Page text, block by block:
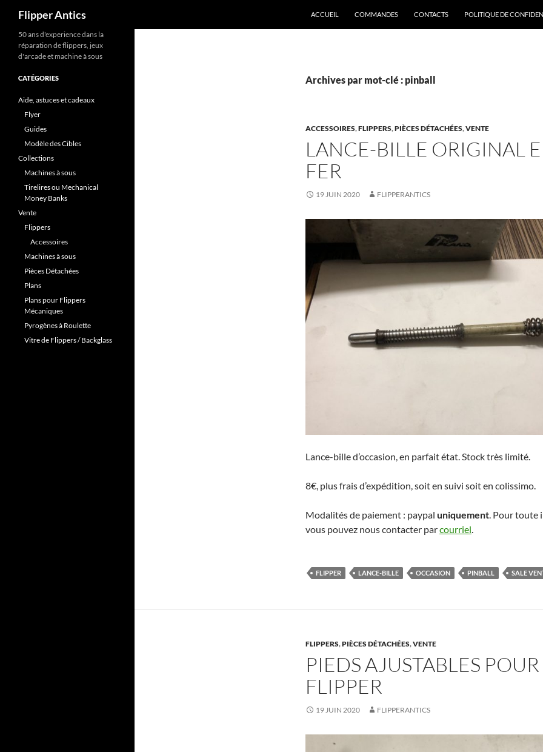
Aller
Flipper Antics ACCUEIL COMMANDES CONTACTS POLITIQUE DE
Archives par mot-clé : pinball
ACCESSOIRES,FLIPPERS,PIÈCES DÉTACHÉES,VENTE
LANCE-BILLE ORIGINAL
FER
19 JUIN 2020 FLIPPERANTICS
Lance-bille d’occasion, en parfait état. Stock très limité.
8€, plus frais d’expédition, soit en suivi soit en colissimo.
Modalités de paiement : paypal uniquement . Pour
vous pouvez nous contacter parcourriel
FLIPPER LANCE-BILLE OCCASION PINBALL SALE
FLIPPERS,PIÈCES DÉTACHÉES,VENTE
PIEDS AJUSTABLES POUR
FLIPPER
19 JUIN 2020 FLIPPERANTICS
50 ans d'experience dans la
réparation de flippers, jeux
d'arcade et machine à sous
CATÉGORIES
Aide, astuces et cadeaux
Flyer
Guides
Modèle des Cibles
Collections
Machines à sous
Tirelires ou Mechanical
Money Banks
Vente
Flippers
Accessoires
Machines à sous
Pièces Détachées
Plans
Plans pour Flippers
Mécaniques
Pyrogènes à Roulette
Vitre de Flippers / Backglass